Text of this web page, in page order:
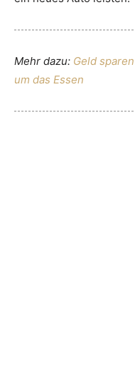
Mehr dazu: Geld
um das Essen